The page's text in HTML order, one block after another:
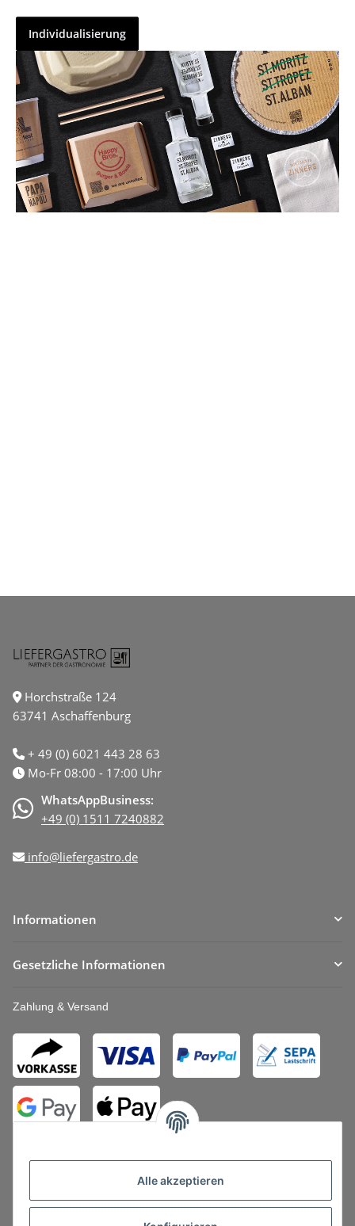
Alle akzeptieren
Individualisierung
Horchstraße 124
63741 Aschaffenburg
+ 49 (0) 6021 443 28 63
Mo-Fr 08:00 - 17:00 Uhr
WhatsAppBusiness:
+49 (0) 1511 7240882
info@liefergastro.de
Informationen
Gesetzliche Informationen
Zahlung & Versand